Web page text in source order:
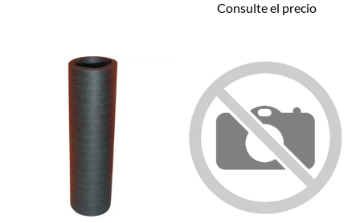
Consulte el precio